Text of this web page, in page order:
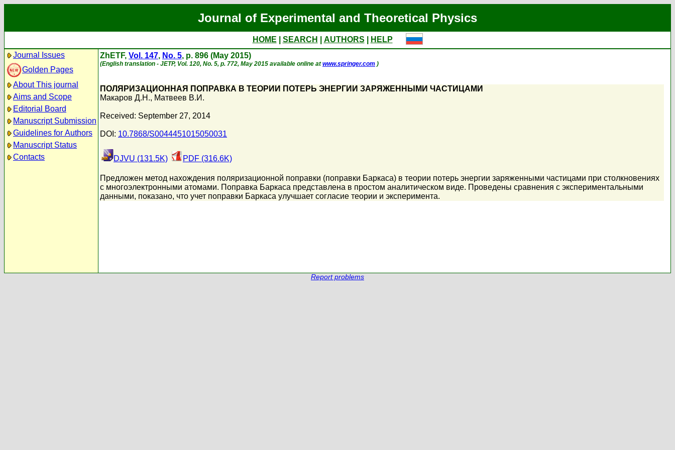
Journal of Experimental and Theoretical Physics
HOME SEARCH AUTHORS
HELP
Journal Issues
Golden Pages
About This journal
Aims and Scope
Editorial Board
Manuscript Submission
Guidelines for Authors
Manuscript Status
Contacts
ZhETF, Vol. 147, No. 5, p. 896 (May 2015)
(English translation - JETP, Vol. 120, No. 5, p. 772, May 2015 available online atwww.springer.com )
ПОЛЯРИЗАЦИОННАЯ ПОПРАВКА В ТЕОРИИ ПОТЕРЬ ЭНЕРГИИ ЗАРЯЖЕННЫМИ ЧАСТИЦАМИ
Макаров Д.Н., Матвеев В.И.
Received: September 27, 2014
DOI: 10.7868/S0044451015050031
DJVU (131.5K) PDF (316.6K)
Предложен метод нахождения поляризационной поправки (поправки Баркаса) в теории потерь энергии заряженными частицами при столкновениях
с многоэлектронными атомами. Поправка Баркаса представлена в простом аналитическом виде. Проведены сравнения с экспериментальными
данными, показано, что учет поправки Баркаса улучшает согласие теории и эксперимента.
Report problems